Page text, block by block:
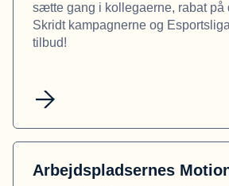
sætte gang i kollegaerne, rabat på
Skridt kampagnerne og
tilbud!
Arbejdspladsernes